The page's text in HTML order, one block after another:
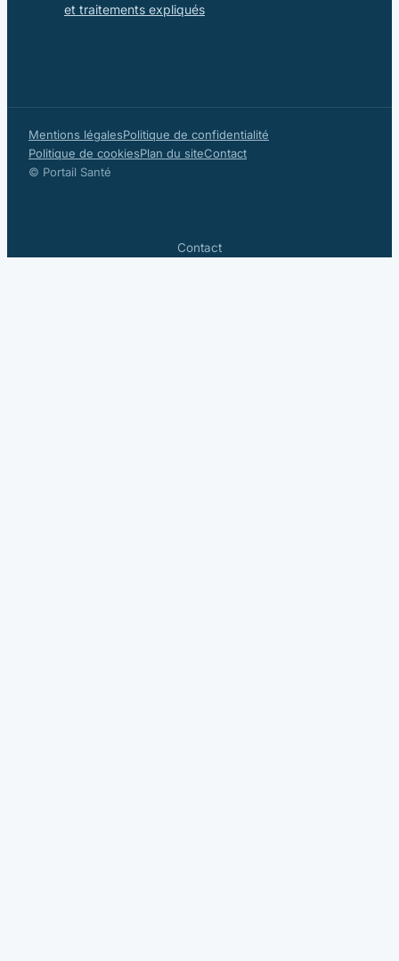
et traitements expliqués
Mentions légalesPolitique de confidentialité
Politique de cookiesPlan du siteContact
© Portail Santé
Contact